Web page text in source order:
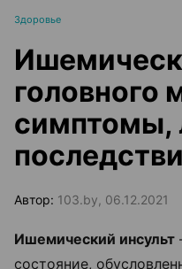
Здоровье
головного
симптомы,
Автор: 103.by, 06.12.2021
Ишемический инсульт
состояние,